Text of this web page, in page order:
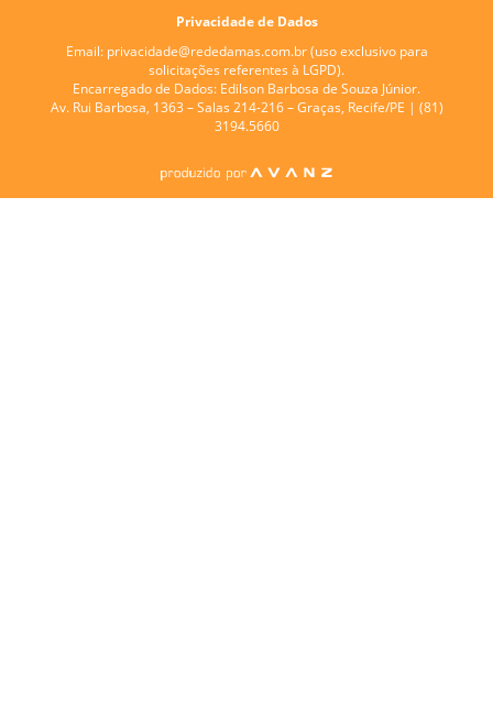
Privacidade de Dados
Email: privacidade@rededamas.com.br(uso exclusivo para
solicitações referentes à LGPD).
Encarregado de Dados: Edilson Barbosa de Souza Júnior.
Av. Rui Barbosa, 1363 – Salas 214-216 – Graças, Recife/PE | (81)
3194.5660